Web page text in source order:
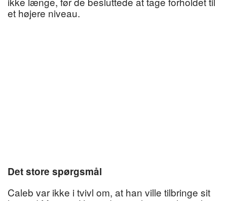
et højere niveau.
Det store spørgsmål
Caleb var ikke i tvivl om, at han ville tilbringe sit